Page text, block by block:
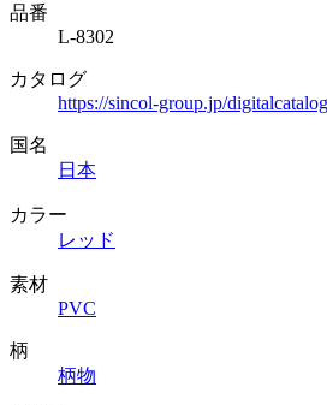
品番
L-8302
カタログ
https://sincol-group.jp/
国名
日本
カラー
レッド
素材
PVC
柄
柄物